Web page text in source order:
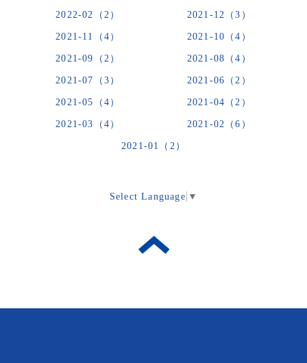
2022-02（2） 2021-12（3）
2021-11（4） 2021-10（4）
2021-09（2） 2021-08（4）
2021-07（3） 2021-06（2）
2021-05（4） 2021-04（2）
2021-03（4） 2021-02（6）
2021-01（2）
Select Language ▼